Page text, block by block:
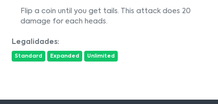
Flip a coin until you get tails. This attack does 20
damage for each heads.
Legalidades:
Standard Expanded Unlimited